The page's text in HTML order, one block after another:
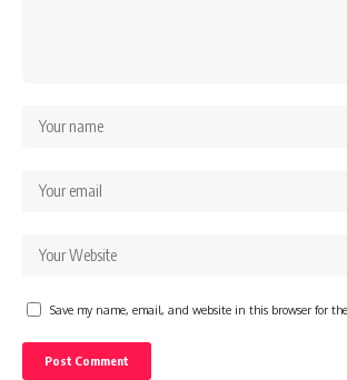
Save my name, email, and website in this browser for